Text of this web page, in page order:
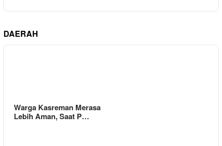
DAERAH
Warga Kasreman Merasa
Lebih Aman, Saat P…